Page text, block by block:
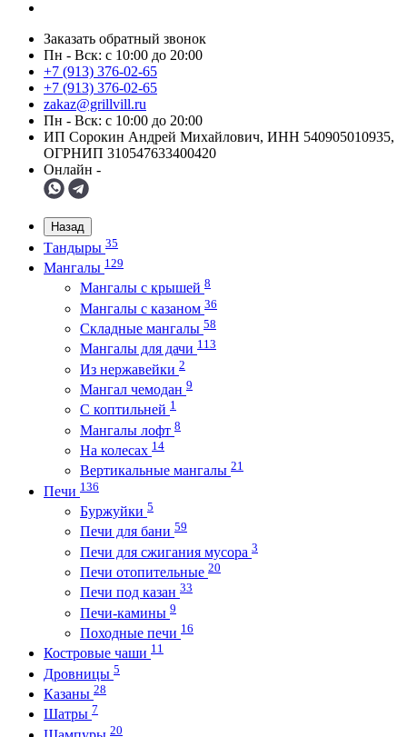
Заказать обратный звонок
Пн - Вск: с 10:00 до 20:00
+7 (913) 376-02-65
+7 (913) 376-02-65
zakaz@grillvill.ru
Пн - Вск: с 10:00 до 20:00
ИП Сорокин Андрей Михайлович, ИНН 540905010935,
ОГРНИП 310547633400420
Онлайн -
Назад
Тандыры 35
Мангалы 129
Мангалы с крышей 8
Мангалы с казаном 36
Складные мангалы 58
Мангалы для дачи 113
Из нержавейки 2
Мангал чемодан 9
С коптильней 1
Мангалы лофт 8
На колесах 14
Вертикальные мангалы 21
Печи 136
Буржуйки 5
Печи для бани 59
Печи для сжигания мусора 3
Печи отопительные 20
Печи под казан 33
Печи-камины 9
Походные печи 16
Костровые чаши 11
Дровницы 5
Казаны 28
Шатры 7
20